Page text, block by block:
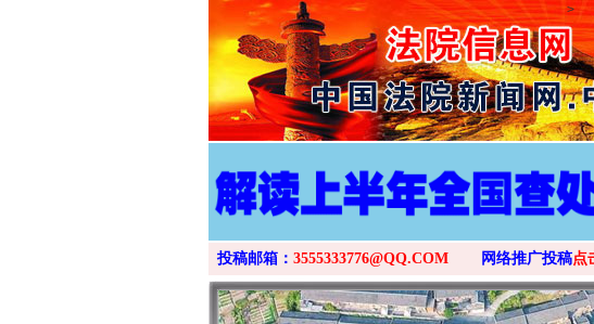
>
投稿邮箱： 3555333776@QQ.COM 网络推广投稿点